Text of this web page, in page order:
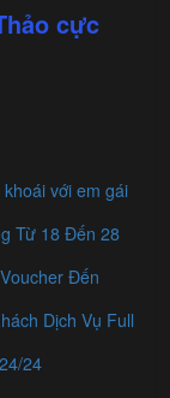
cực
với em gái
Từ 18 Đến 28
Đến
Dịch Vụ Full
24